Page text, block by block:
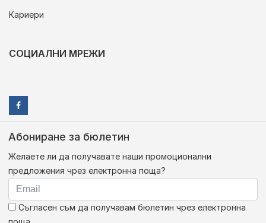
Кариери
СОЦИАЛНИ МРЕЖИ
Абониране за бюлетин
Желаете ли да получавате наши промоционални
предложения чрез електронна поща?
Съгласен съм да получавам бюлетин чрез електронна